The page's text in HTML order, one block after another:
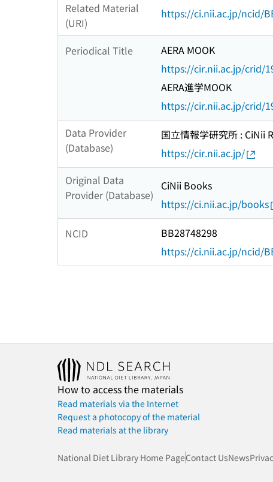
Related Material
(URI)
https://ci.nii.ac.jp/ncid/
Periodical Title
AERA MOOK
https://cir.nii.ac.jp/crid/
AERA進学MOOK
https://cir.nii.ac.jp/crid/
Data Provider
(Database)
国立情報学研究所 : CiNii
https://cir.nii.ac.jp/
Original Data
Provider (Database)
CiNii Books
https://ci.nii.ac.jp/books
NCID
BB28748298
https://ci.nii.ac.jp/ncid/
How to access the materials
Read materials via the Internet
Request a photocopy of the material
Read materials at the library
National Diet Library Home PageContact UsNews